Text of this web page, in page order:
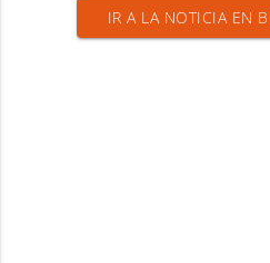
IR A LA NOTICIA EN